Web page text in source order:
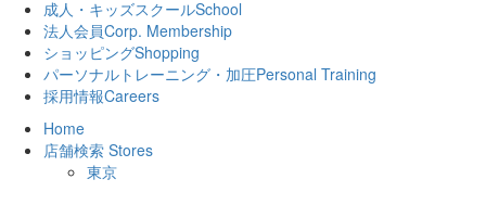
成人・キッズスクールSchool
法人会員Corp. Membership
ショッピングShopping
パーソナルトレーニング・加圧Personal Training
採用情報Careers
Home
店舗検索 Stores
東京